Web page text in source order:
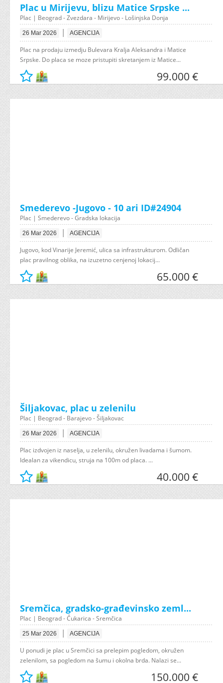
Plac u Mirijevu, blizu Matice Srpske ...
Plac | Beograd - Zvezdara - Mirijevo - Lošinjska Donja
26 Mar 2026 | AGENCIJA
Plac na prodaju izmedju Bulevara Kralja Aleksandra i Matice
Srpske. Do placa se moze pristupiti skretanjem iz Matice...
99.000 €
Smederevo -Jugovo - 10 ari ID#24904
Plac | Smederevo - Gradska lokacija
26 Mar 2026 | AGENCIJA
Jugovo, kod Vinarije Jeremić, ulica sa infrastrukturom. Odličan
plac pravilnog oblika, na izuzetno cenjenoj lokacij...
65.000 €
Šiljakovac, plac u zelenilu
Plac | Beograd - Barajevo - Šiljakovac
26 Mar 2026 | AGENCIJA
Plac izdvojen iz naselja, u zelenilu, okružen livadama i šumom.
Idealan za vikendicu, struja na 100m od placa. ...
40.000 €
Sremčica, gradsko-građevinsko zeml...
Plac | Beograd - Čukarica - Sremčica
25 Mar 2026 | AGENCIJA
U ponudi je plac u Sremčici sa prelepim pogledom, okružen
zelenilom, sa pogledom na šumu i okolna brda. Nalazi se...
150.000 €